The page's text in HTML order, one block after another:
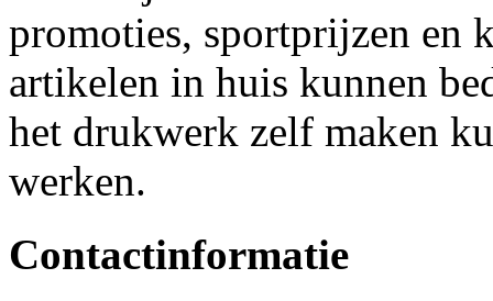
promoties, sportprijzen en
artikelen in huis kunnen
het drukwerk zelf maken
werken.
Contactinformatie